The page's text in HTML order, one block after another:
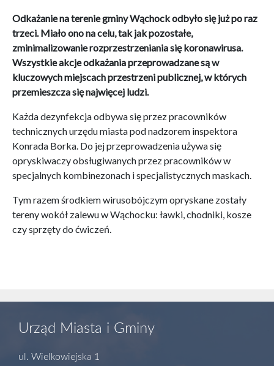
Odkażanie na terenie gminy Wąchock odbyło się już po raz
trzeci. Miało ono na celu, tak jak pozostałe,
zminimalizowanie rozprzestrzeniania się koronawirusa.
Wszystkie akcje odkażania przeprowadzane są w
kluczowych miejscach przestrzeni publicznej, w których
przemieszcza się najwięcej ludzi.
Każda dezynfekcja odbywa się przez pracowników
technicznych urzędu miasta pod nadzorem inspektora
Konrada Borka. Do jej przeprowadzenia używa się
opryskiwaczy obsługiwanych przez pracowników w
specjalnych kombinezonach i specjalistycznych maskach.
Tym razem środkiem wirusobójczym opryskane zostały
tereny wokół zalewu w Wąchocku: ławki, chodniki, kosze
czy sprzęty do ćwiczeń.
Urząd Miasta i Gminy
ul. Wielkowiejska 1